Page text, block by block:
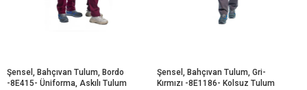
Şensel, Bahçıvan Tulum, Bordo
-8E415- Üniforma, Askılı Tulum
Şensel, Bahçıvan Tulum, Gri-
Kırmızı -8E1186- Kolsuz Tulum